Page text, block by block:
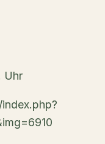
Uhr